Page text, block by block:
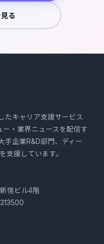
る
たキャリア支援サービス
ー・業界ニュースを配信す
手企業R&D部門、ディー
支援しています。
宿ビル4階